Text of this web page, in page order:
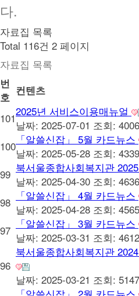
다.
자료집 목록
Total 116건 2 페이지
자료집 목록
번
호 컨텐츠
1012025년 서비스이용매뉴얼
날짜: 2025-07-01 조회: 4006
100 「알쓸신잡」 5월 카드뉴스
날짜: 2025-05-28 조회: 4339
99 북서울종합사회복지관
날짜: 2025-04-30 조회: 4636
98
「알쓸신잡」 4월 카드뉴스
날짜: 2025-04-28 조회: 4565
97
「알쓸신잡」 3월 카드뉴스
날짜: 2025-03-31 조회: 4612
96
북서울종합사회복지관
날짜: 2025-03-21 조회: 5147